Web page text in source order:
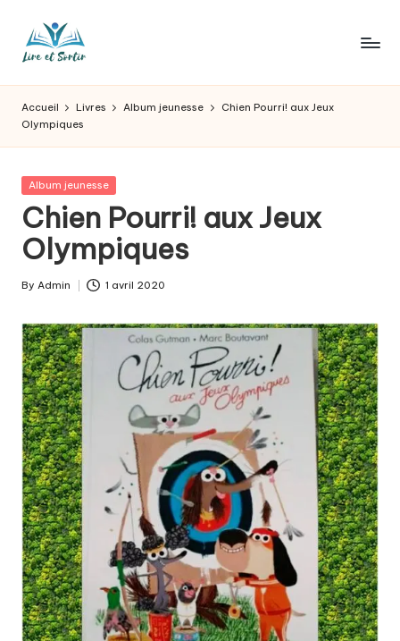
L
ir
e
e
t
s
o
r
t
ir
pour
goûts,
des
sorties
pour
tous
les
Accueil Livres Album jeunesse
Chien Pourri! aux Jeux
Olympiques
Posted
Album jeunesse
Chien Pourri! aux Jeux
Olympiques
Posted
By Admin 1 avril 2020